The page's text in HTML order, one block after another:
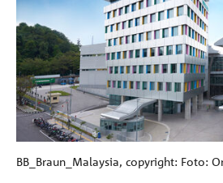
BB_Braun_Malaysia, copyright: Foto: